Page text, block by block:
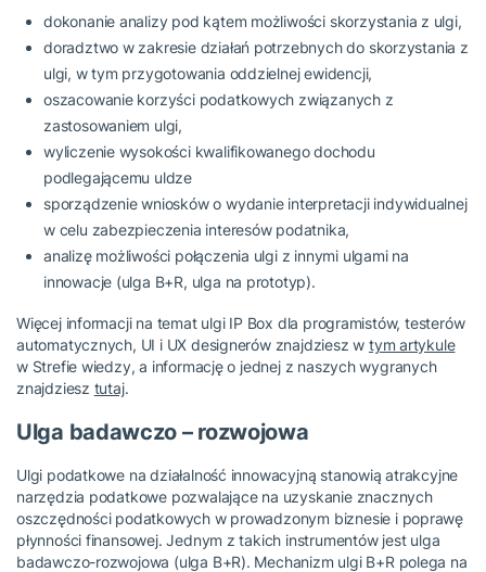
dokonanie analizy pod kątem możliwości skorzystania z ulgi,
doradztwo w zakresie działań potrzebnych do skorzystania z
ulgi, w tym przygotowania oddzielnej ewidencji,
oszacowanie korzyści podatkowych związanych z
zastosowaniem ulgi,
wyliczenie wysokości kwalifikowanego dochodu
podlegającemu uldze
sporządzenie wniosków o wydanie interpretacji indywidualnej
w celu zabezpieczenia interesów podatnika,
analizę możliwości połączenia ulgi z innymi ulgami na
innowacje (ulga B+R, ulga na prototyp).
Więcej informacji na temat ulgi IP Box dla programistów, testerów
automatycznych, UI i UX designerów znajdziesz w tym artykule
w Strefie wiedzy, a informację o jednej z naszych wygranych
znajdziesz tutaj.
Ulga badawczo – rozwojowa
Ulgi podatkowe na działalność innowacyjną stanowią atrakcyjne
narzędzia podatkowe pozwalające na uzyskanie znacznych
oszczędności podatkowych w prowadzonym biznesie i poprawę
płynności finansowej. Jednym z takich instrumentów jest ulga
badawczo-rozwojowa (ulga B+R). Mechanizm ulgi B+R polega na